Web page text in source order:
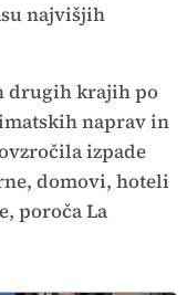
najvišjih
drugih krajih po
naprav in
izpade
domovi, hoteli
poroča La